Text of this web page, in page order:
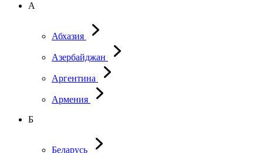
А
Абхазия
Азербайджан
Аргентина
Армения
Б
Беларусь